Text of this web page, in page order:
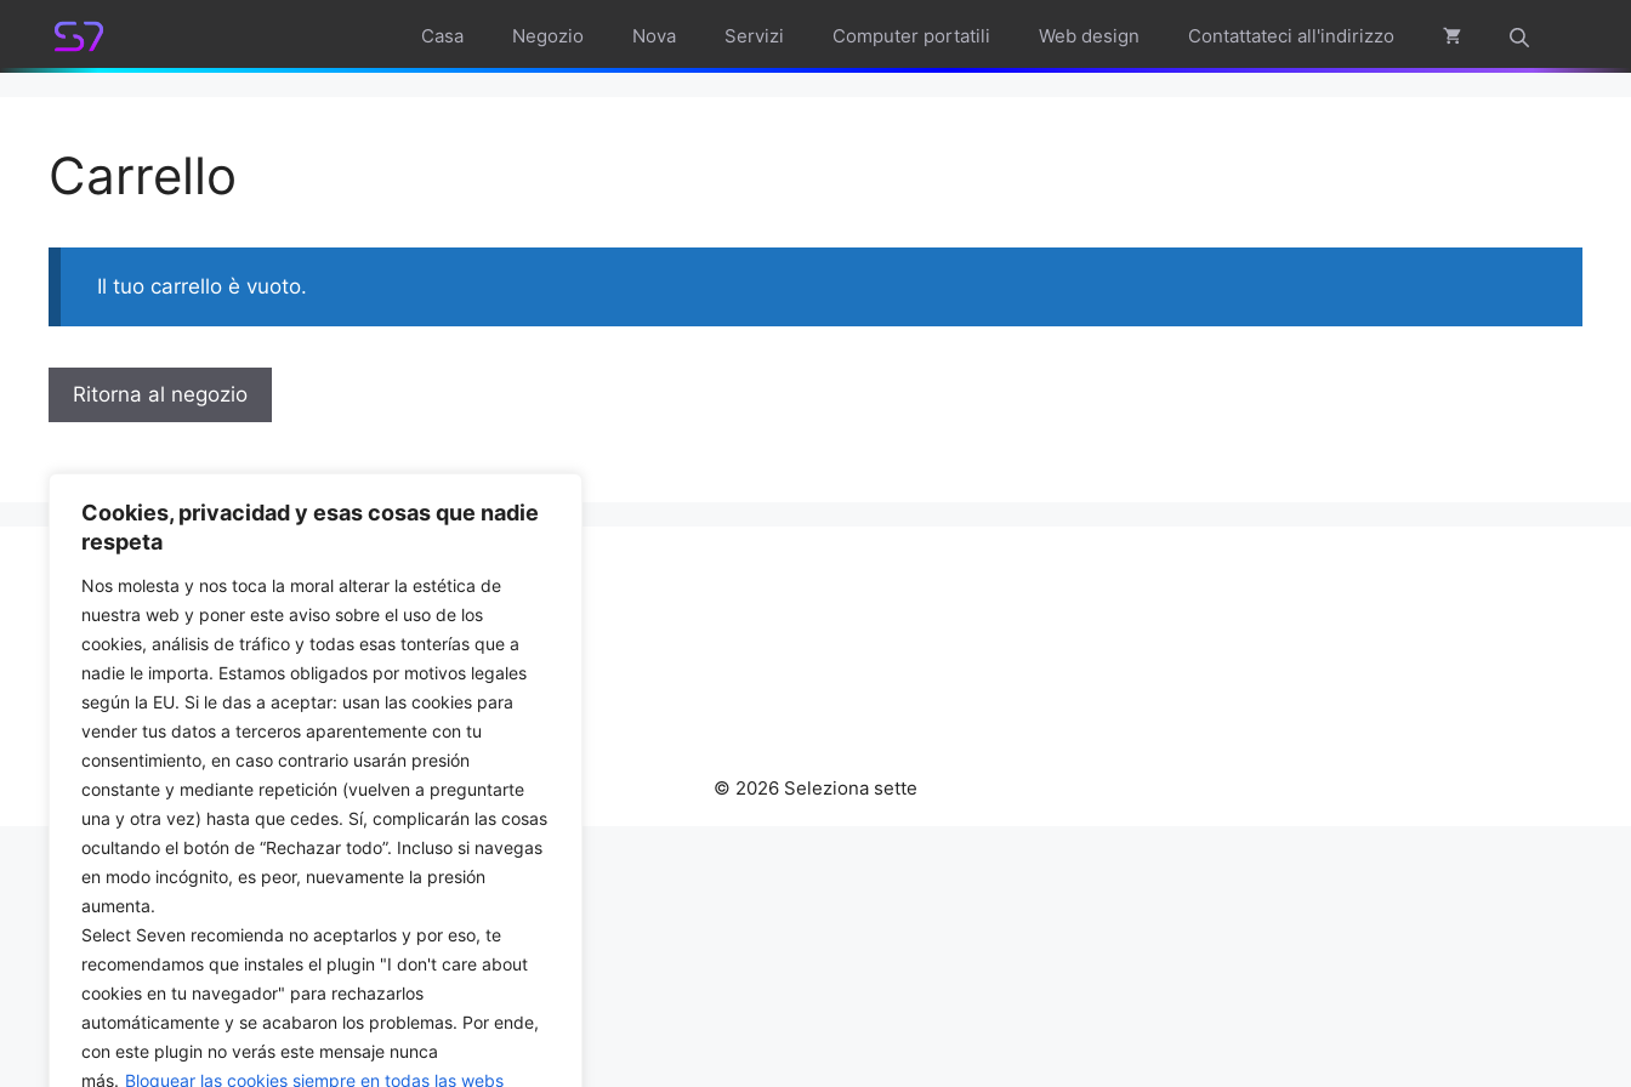
Cookies, privacidad y esas cosas que nadie
respeta
Nos molesta y nos toca la moral alterar la estética de
nuestra web y poner este aviso sobre el uso de los
cookies, análisis de tráfico y todas esas tonterías que a
nadie le importa. Estamos obligados por motivos legales
según la EU. Si le das a aceptar: usan las cookies para
vender tus datos a terceros aparentemente con tu
consentimiento, en caso contrario usarán presión
constante y mediante repetición (vuelven a preguntarte
una y otra vez) hasta que cedes. Sí, complicarán las cosas
ocultando el botón de “Rechazar todo”. Incluso si navegas
en modo incógnito, es peor, nuevamente la presión
aumenta.
Select Seven recomienda no aceptarlos y por eso, te
recomendamos que instales el plugin "I don't care about
cookies en tu navegador" para rechazarlos
automáticamente y se acabaron los problemas. Por ende,
con este plugin no verás este mensaje nunca
más. Bloquear las cookies siempre en todas las webs
contenuto
Casa Negozio Nova Servizi Computer portatili Web design Contattateci all'indirizzo
Carrello
Il tuo carrello è vuoto.
Ritorna al negozio
CONTATTO
699425444
info@selectseven.net
© 2026 Seleziona sette